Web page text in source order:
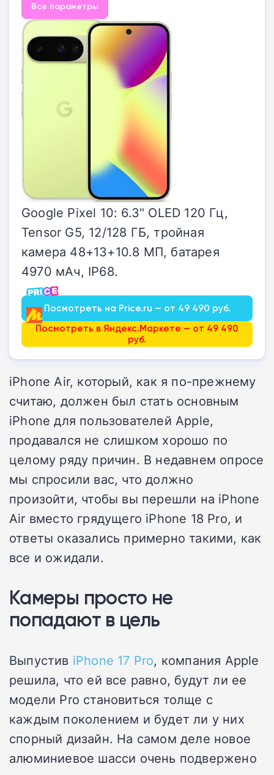
Все параметры
Google Pixel 10: 6.3" OLED 120 Гц,
Tensor G5, 12/128 ГБ, тройная
камера 48+13+10.8 МП, батарея
4970 мАч, IP68.
Посмотреть на Price.ru — от 49 490 руб.
Посмотреть в Яндекс.Маркете — от 49 490
руб.
iPhone Air, который, как я по-прежнему
считаю, должен был стать основным
iPhone для пользователей Apple,
продавался не слишком хорошо по
целому ряду причин. В недавнем опросе
мы спросили вас, что должно
произойти, чтобы вы перешли на iPhone
Air вместо грядущего iPhone 18 Pro, и
ответы оказались примерно такими, как
все и ожидали.
Камеры просто не
попадают в цель
Выпустив iPhone 17 Pro, компания Apple
решила, что ей все равно, будут ли ее
модели Pro становиться толще с
каждым поколением и будет ли у них
спорный дизайн. На самом деле новое
алюминиевое шасси очень подвержено